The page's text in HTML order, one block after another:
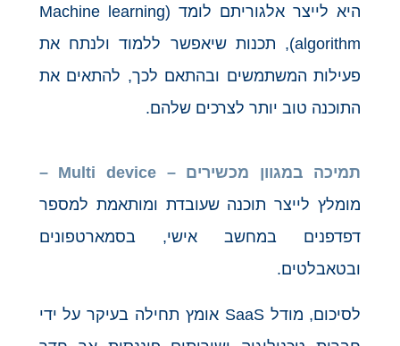
היא לייצר אלגוריתם לומד (Machine learning
algorithm), תכנות שיאפשר ללמוד ולנתח את
פעילות המשתמשים ובהתאם לכך, להתאים את
התוכנה טוב יותר לצרכים שלהם.
תמיכה במגוון מכשירים –Multi device
–
מומלץ לייצר תוכנה שעובדת ומותאמת למספר
דפדפנים במחשב אישי, בסמארטפונים
ובטאבלטים.
לסיכום, מודל SaaS אומץ תחילה בעיקר על ידי